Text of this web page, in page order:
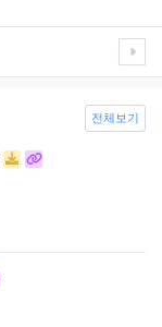
전체보기